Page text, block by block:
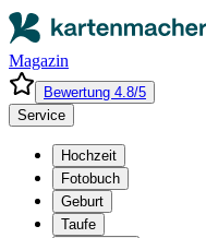
Magazin
Bewertung 4.8/5
Service
Hochzeit
Fotobuch
Geburt
Taufe